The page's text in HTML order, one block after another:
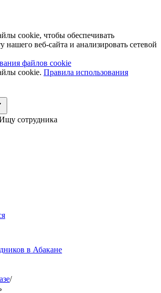
cookie, чтобы обеспечивать
нашего веб-сайта и анализировать сетевой
файлов cookie
cookie. Правила использования
сотрудника
в Абакане
/